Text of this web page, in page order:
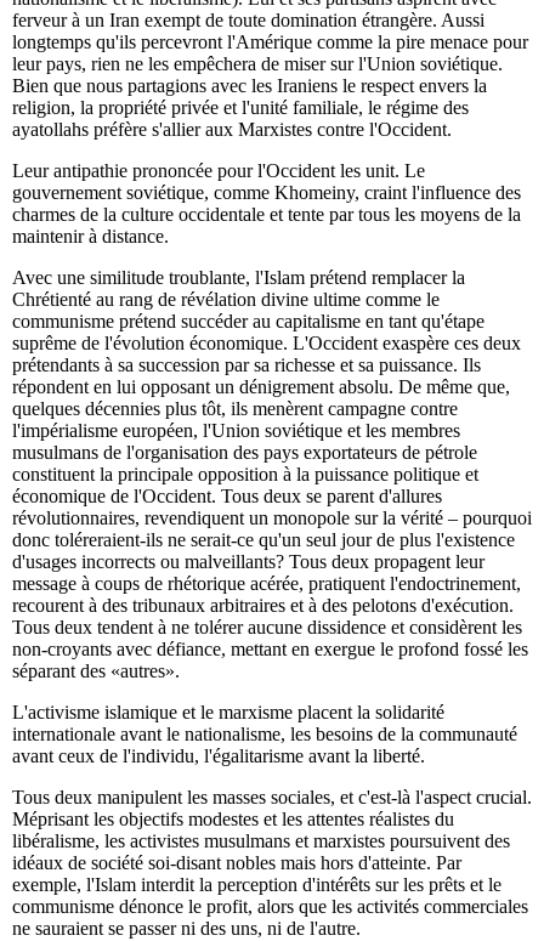
ferveur à un Iran exempt de toute domination étrangère. Aussi
longtemps qu'ils percevront l'Amérique comme la pire menace pour
leur pays, rien ne les empêchera de miser sur l'Union soviétique.
Bien que nous partagions avec les Iraniens le respect envers la
religion, la propriété privée et l'unité familiale, le régime des
ayatollahs préfère s'allier aux Marxistes contre l'Occident.
Leur antipathie prononcée pour l'Occident les unit. Le
gouvernement soviétique, comme Khomeiny, craint l'influence des
charmes de la culture occidentale et tente par tous les moyens de la
maintenir à distance.
Avec une similitude troublante, l'Islam prétend remplacer la
Chrétienté au rang de révélation divine ultime comme le
communisme prétend succéder au capitalisme en tant qu'étape
suprême de l'évolution économique. L'Occident exaspère ces deux
prétendants à sa succession par sa richesse et sa puissance. Ils
répondent en lui opposant un dénigrement absolu. De même que,
quelques décennies plus tôt, ils menèrent campagne contre
l'impérialisme européen, l'Union soviétique et les membres
musulmans de l'organisation des pays exportateurs de pétrole
constituent la principale opposition à la puissance politique et
économique de l'Occident. Tous deux se parent d'allures
révolutionnaires, revendiquent un monopole sur la vérité – pourquoi
donc toléreraient-ils ne serait-ce qu'un seul jour de plus l'existence
d'usages incorrects ou malveillants? Tous deux propagent leur
message à coups de rhétorique acérée, pratiquent l'endoctrinement,
recourent à des tribunaux arbitraires et à des pelotons d'exécution.
Tous deux tendent à ne tolérer aucune dissidence et considèrent les
non-croyants avec défiance, mettant en exergue le profond fossé les
séparant des «autres».
L'activisme islamique et le marxisme placent la solidarité
internationale avant le nationalisme, les besoins de la communauté
avant ceux de l'individu, l'égalitarisme avant la liberté.
Tous deux manipulent les masses sociales, et c'est-là l'aspect crucial.
Méprisant les objectifs modestes et les attentes réalistes du
libéralisme, les activistes musulmans et marxistes poursuivent des
idéaux de société soi-disant nobles mais hors d'atteinte. Par
exemple, l'Islam interdit la perception d'intérêts sur les prêts et le
communisme dénonce le profit, alors que les activités commerciales
ne sauraient se passer ni des uns, ni de l'autre.